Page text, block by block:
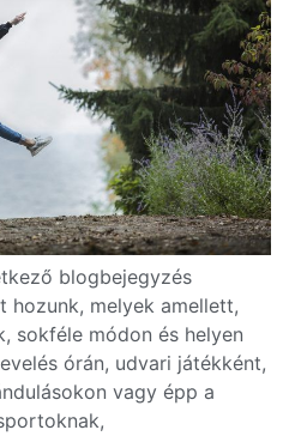
blogbejegyzés
hozunk, melyek amellett,
sokféle módon és helyen
órán, udvari játékként,
vagy épp a